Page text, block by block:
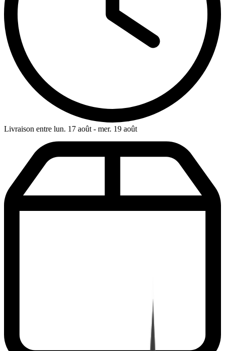
Livraison entre lun. 17 août - mer. 19 août